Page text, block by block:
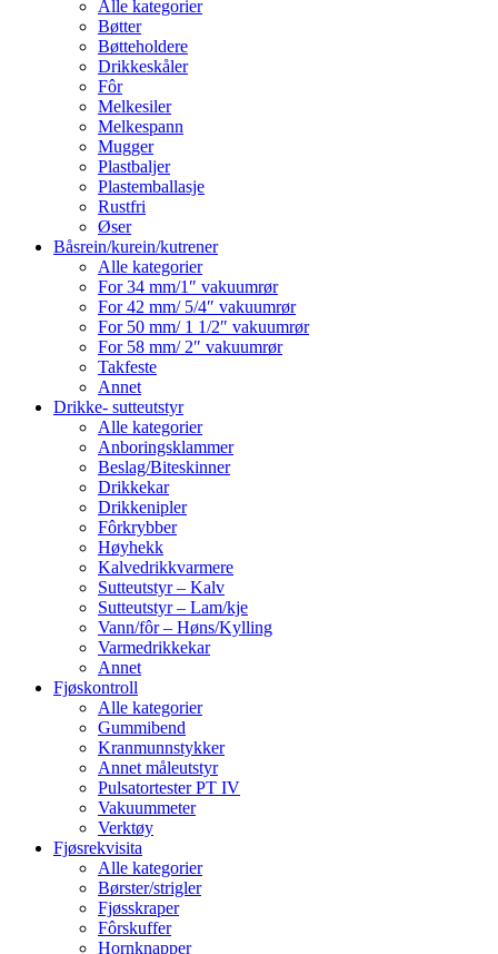
Alle kategorier
Bøtter
Bøtteholdere
Drikkeskåler
Fôr
Melkesiler
Melkespann
Mugger
Plastbaljer
Plastemballasje
Rustfri
Øser
Båsrein/kurein/kutrener
Alle kategorier
For 34 mm/1″ vakuumrør
For 42 mm/ 5/4″ vakuumrør
For 50 mm/ 1 1/2″ vakuumrør
For 58 mm/ 2″ vakuumrør
Takfeste
Annet
Drikke- sutteutstyr
Alle kategorier
Anboringsklammer
Beslag/Biteskinner
Drikkekar
Drikkenipler
Fôrkrybber
Høyhekk
Kalvedrikkvarmere
Sutteutstyr – Kalv
Sutteutstyr – Lam/kje
Vann/fôr – Høns/Kylling
Varmedrikkekar
Annet
Fjøskontroll
Alle kategorier
Gummibend
Kranmunnstykker
Annet måleutstyr
Pulsatortester PT IV
Vakuummeter
Verktøy
Fjøsrekvisita
Alle kategorier
Børster/strigler
Fjøsskraper
Fôrskuffer
Hornknapper